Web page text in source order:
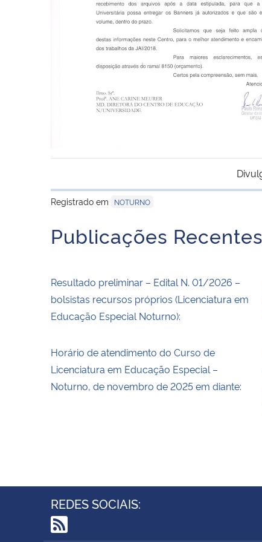
Registrado em
NOTURNO
Publicações Recentes
Resultado preliminar – Edital N. 01/2026 –
bolsistas recursos próprios (Licenciatura em
Educação Especial Noturno):
Horário de atendimento do Curso de
Licenciatura em Educação Especial –
Noturno, de novembro de 2025 em diante:
REDES SOCIAIS: